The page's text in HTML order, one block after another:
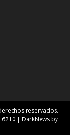
reservados.
6210 | DarkNewsby